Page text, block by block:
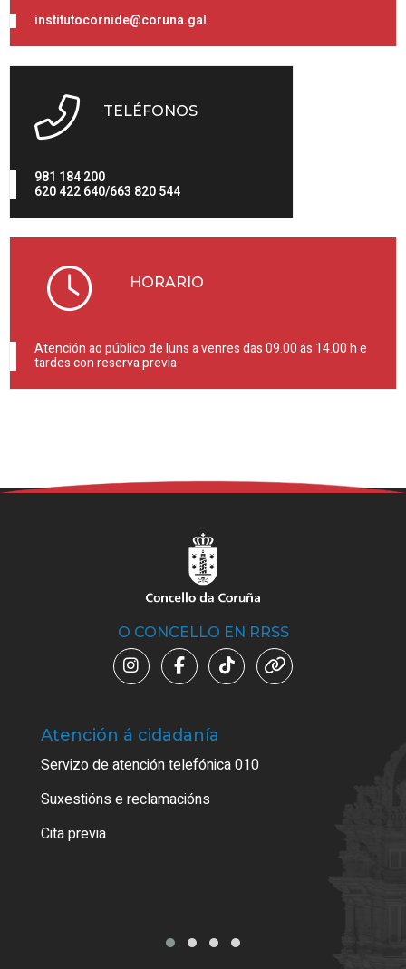
institutocornide@coruna.gal
TELÉFONOS
981 184 200
620 422 640/663 820 544
HORARIO
Atención ao público de luns a venres das 09.00 ás 14.00 h e
tardes con reserva previa
O CONCELLO EN RRSS
Atención á cidadanía
Servizo de atención telefónica 010
Suxestións e reclamacións
Cita previa